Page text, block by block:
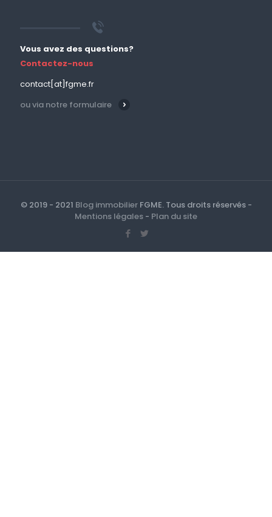
Vous avez des questions?
Contactez-nous
contact[at]fgme.fr
ou via notre formulaire
© 2019 - 2021 Blog immobilierFGME. Tous droits réservés -
Mentions légales - Plan du site